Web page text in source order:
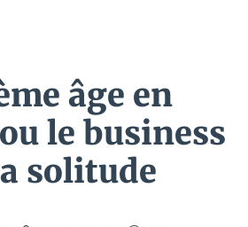
âge en
le business
solitude